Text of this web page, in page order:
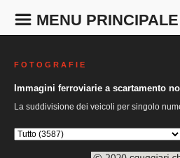
MENU PRINCIPALE
F O T O G R A F I E
Immagini ferroviarie a scartamento
La suddivisione dei veicoli per singolo